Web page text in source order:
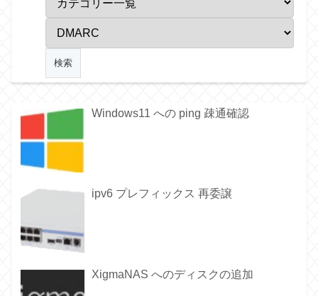
Windows11 への ping 疎通確認
ipv6 プレフィックス 再委譲
XigmaNAS へのディスクの追加